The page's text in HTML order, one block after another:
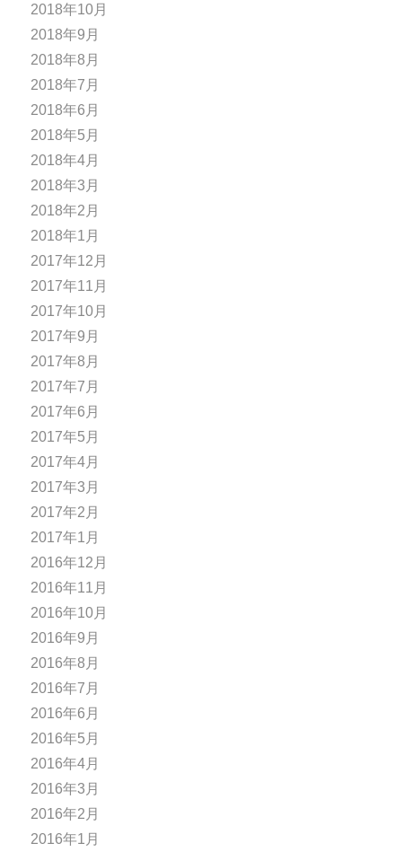
2018年10月
2018年9月
2018年8月
2018年7月
2018年6月
2018年5月
2018年4月
2018年3月
2018年2月
2018年1月
2017年12月
2017年11月
2017年10月
2017年9月
2017年8月
2017年7月
2017年6月
2017年5月
2017年4月
2017年3月
2017年2月
2017年1月
2016年12月
2016年11月
2016年10月
2016年9月
2016年8月
2016年7月
2016年6月
2016年5月
2016年4月
2016年3月
2016年2月
2016年1月